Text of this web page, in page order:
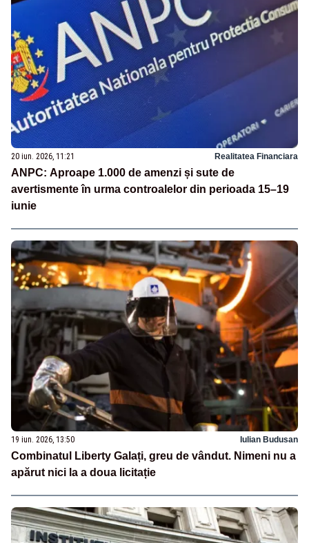
20 iun. 2026, 11:21 Realitatea Financiara
ANPC: Aproape 1.000 de amenzi și sute de
avertismente în urma controalelor din perioada 15–19
iunie
19 iun. 2026, 13:50 Iulian Budusan
Combinatul Liberty Galați, greu de vândut. Nimeni nu a
apărut nici la a doua licitație